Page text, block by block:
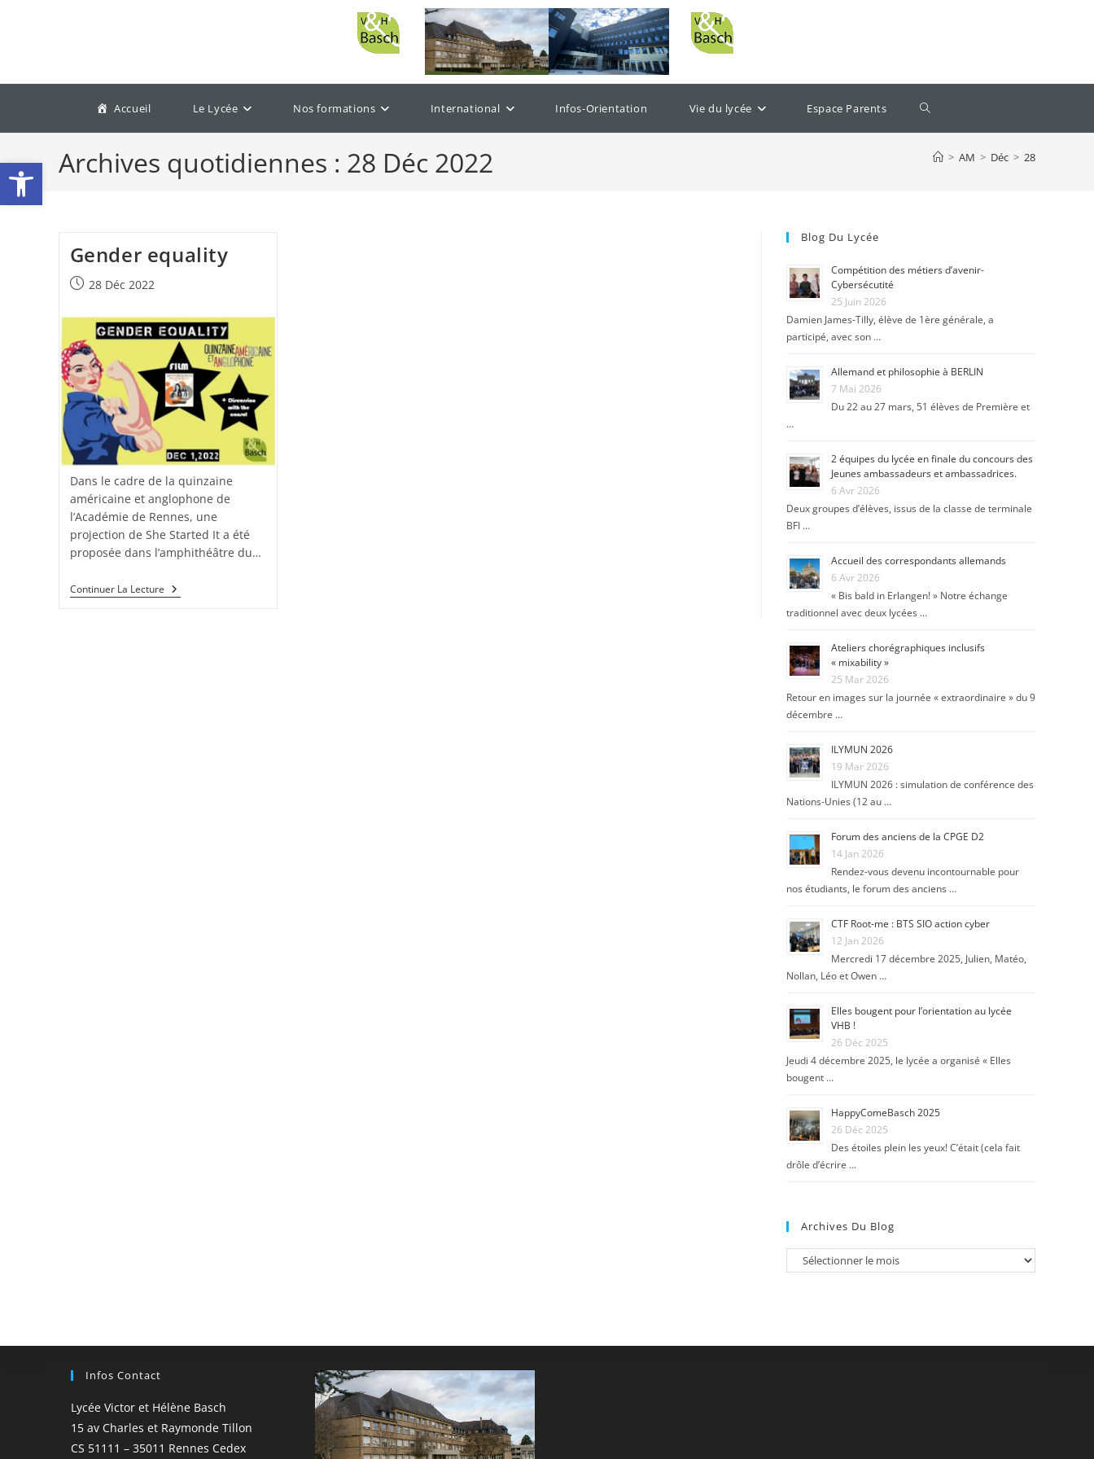
Ouvrir la barre d’outils
Accueil Le Lycée Nos formations International Infos-Orientation Vie du lycée Espace Parents
Archives quotidiennes : 28 Déc 2022 > AM > Déc > 28
Gender equality
28 Déc 2022
Dans le cadre de la quinzaine
américaine et anglophone de
l’Académie de Rennes, une
projection de She Started It a été
proposée dans l’amphithéâtre du…
Continuer La Lecture
Blog Du Lycée
Compétition des métiers d’avenir-
Cybersécutité
25 Juin 2026
Damien James-Tilly, élève de 1ère générale, a
participé, avec son …
Allemand et philosophie à BERLIN
7 Mai 2026
Du 22 au 27 mars, 51 élèves de Première et
…
2 équipes du lycée en finale du concours des
Jeunes ambassadeurs et ambassadrices.
6 Avr 2026
Deux groupes d’élèves, issus de la classe de terminale
BFI …
Accueil des correspondants allemands
6 Avr 2026
« Bis bald in Erlangen! » Notre échange
traditionnel avec deux lycées …
Ateliers chorégraphiques inclusifs
« mixability »
25 Mar 2026
Retour en images sur la journée « extraordinaire » du 9
décembre …
ILYMUN 2026
19 Mar 2026
ILYMUN 2026 : simulation de conférence des
Nations-Unies (12 au …
Forum des anciens de la CPGE D2
14 Jan 2026
Rendez-vous devenu incontournable pour
nos étudiants, le forum des anciens …
CTF Root-me : BTS SIO action cyber
12 Jan 2026
Mercredi 17 décembre 2025, Julien, Matéo,
Nollan, Léo et Owen …
Elles bougent pour l’orientation au lycée
VHB !
26 Déc 2025
Jeudi 4 décembre 2025, le lycée a organisé « Elles
bougent …
HappyComeBasch 2025
26 Déc 2025
Des étoiles plein les yeux! C’était (cela fait
drôle d’écrire …
Archives Du Blog
Infos Contact
Lycée Victor et Hélène Basch
15 av Charles et Raymonde Tillon
CS 51111 – 35011 Rennes Cedex